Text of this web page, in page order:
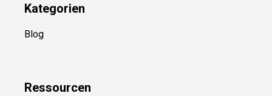
Kategorien
Blog
Ressourcen